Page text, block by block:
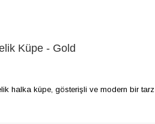
Küpe - Gold
halka küpe, gösterişli ve modern bir